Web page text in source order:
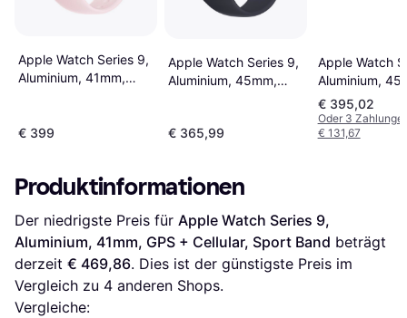
Apple Watch Series 9,
Aluminium, 41mm,
€ 399
Apple Watch Series 9,
Aluminium, 45mm,
€ 365,99
Apple Watch
Aluminium,
GPS +
Loop
€ 395,02
Oder 3
€ 131,67
Produktinformationen
Der niedrigste Preis für Apple Watch Series 9,
Aluminium, 41mm, GPS + Cellular, Sport Band beträgt
derzeit € 469,86. Dies ist der günstigste Preis im
Vergleich zu 4 anderen Shops.
Vergleiche: